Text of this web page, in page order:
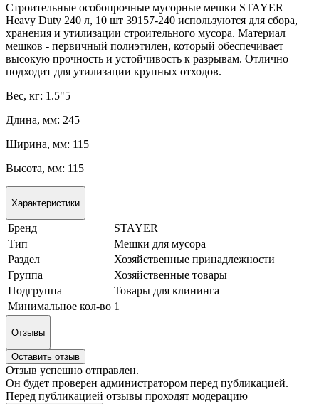
Строительные особопрочные мусорные мешки STAYER
Heavy Duty 240 л, 10 шт 39157-240 используются для сбора,
хранения и утилизации строительного мусора. Материал
мешков - первичный полиэтилен, который обеспечивает
высокую прочность и устойчивость к разрывам. Отлично
подходит для утилизации крупных отходов.
Вес, кг: 1.5"5
Длина, мм: 245
Ширина, мм: 115
Высота, мм: 115
Характеристики
Бренд
STAYER
Тип
Мешки для мусора
Раздел
Хозяйственные принадлежности
Группа
Хозяйственные товары
Подгруппа
Товары для клининга
Минимальное кол-во 1
Отзывы
Оставить отзыв
Отзыв успешно отправлен.
Он будет проверен администратором перед публикацией.
Перед публикацией отзывы проходят модерацию